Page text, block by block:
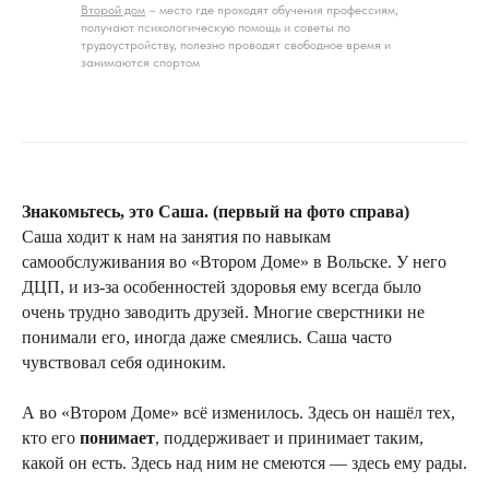
Второй дом – место где проходят обучения профессиям,
получают психологическую помощь и советы по
трудоустройству, полезно проводят свободное время и
занимаются спортом
Знакомьтесь, это Саша. (первый на фото справа)
Саша ходит к нам на занятия по навыкам
самообслуживания во «Втором Доме» в Вольске. У него
ДЦП, и из-за особенностей здоровья ему всегда было
очень трудно заводить друзей. Многие сверстники не
понимали его, иногда даже смеялись. Саша часто
чувствовал себя одиноким.
А во «Втором Доме» всё изменилось. Здесь он нашёл тех,
кто его понимает, поддерживает и принимает таким,
какой он есть. Здесь над ним не смеются — здесь ему рады.